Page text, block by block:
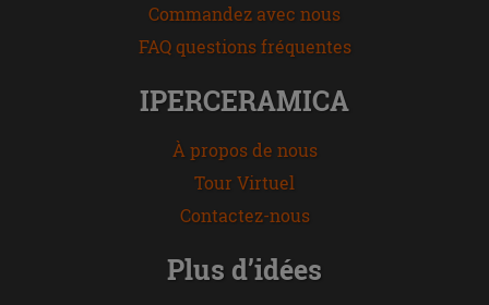
Commandez avec nous
FAQ questions fréquentes
IPERCERAMICA
À propos de nous
Tour Virtuel
Contactez-nous
Plus d’idées